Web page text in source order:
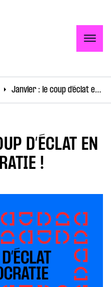
Janvier : le coup d’éclat en démocratie !
D’ÉCLAT EN
!